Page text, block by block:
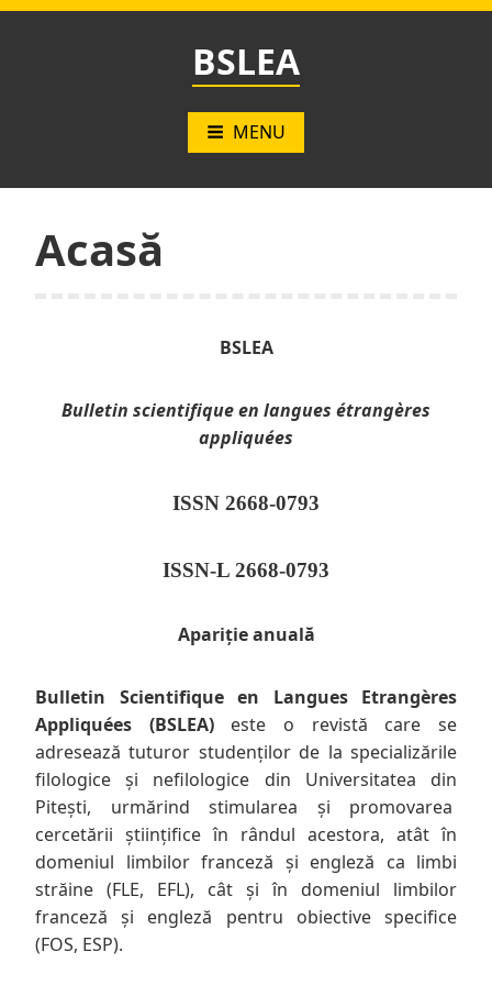
Skip
BSLEA
MENU
Acasă
BSLEA
Bulletin scientifiqueen langues étrangères
appliquées
ISSN 2668-0793
ISSN-L 2668-0793
Apariție anuală
Bulletin Scientifique en Langues Etrangères
Appliquées (BSLEA) este o revistă care se
adresează tuturor studenților de la specializările
filologice și nefilologice din Universitatea din
Pitești, urmărind stimularea și promovarea
cercetării științifice în rândul acestora, atât în
domeniul limbilor franceză și engleză ca limbi
străine (FLE, EFL), cât și în domeniul limbilor
franceză și engleză pentru obiective specifice
(FOS, ESP).